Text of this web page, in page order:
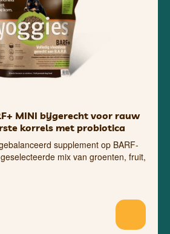
MINI bijgerecht voor rauw
korrels met probiotica
supplement op BARF-
mix van groenten, fruit,